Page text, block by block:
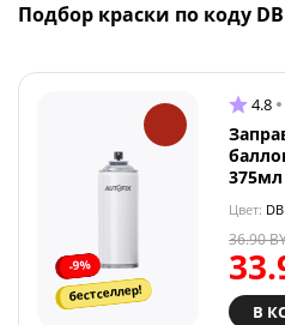
Подбор краски по коду DB
-9%
бестселлер!
4.8
375мл
Цвет:
36.90
В